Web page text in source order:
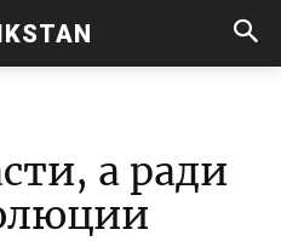
а ради